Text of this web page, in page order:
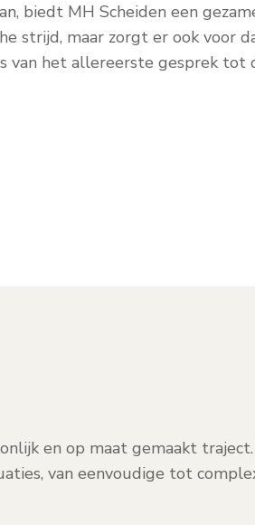
biedt MH Scheiden een
strijd, maar zorgt er ook voor
van het allereerste gesprek tot
en op maat gemaakt
van eenvoudige tot